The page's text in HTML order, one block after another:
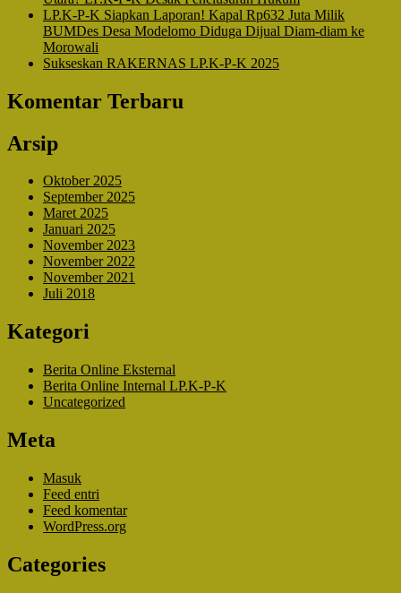
LP.K-P-K Siapkan Laporan! Kapal Rp632 Juta Milik
BUMDes Desa Modelomo Diduga Dijual Diam-diam ke
Morowali
Sukseskan RAKERNAS LP.K-P-K 2025
Komentar Terbaru
Arsip
Oktober 2025
September 2025
Maret 2025
Januari 2025
November 2023
November 2022
November 2021
Juli 2018
Kategori
Berita Online Eksternal
Berita Online Internal LP.K-P-K
Uncategorized
Meta
Masuk
Feed entri
Feed komentar
WordPress.org
Categories